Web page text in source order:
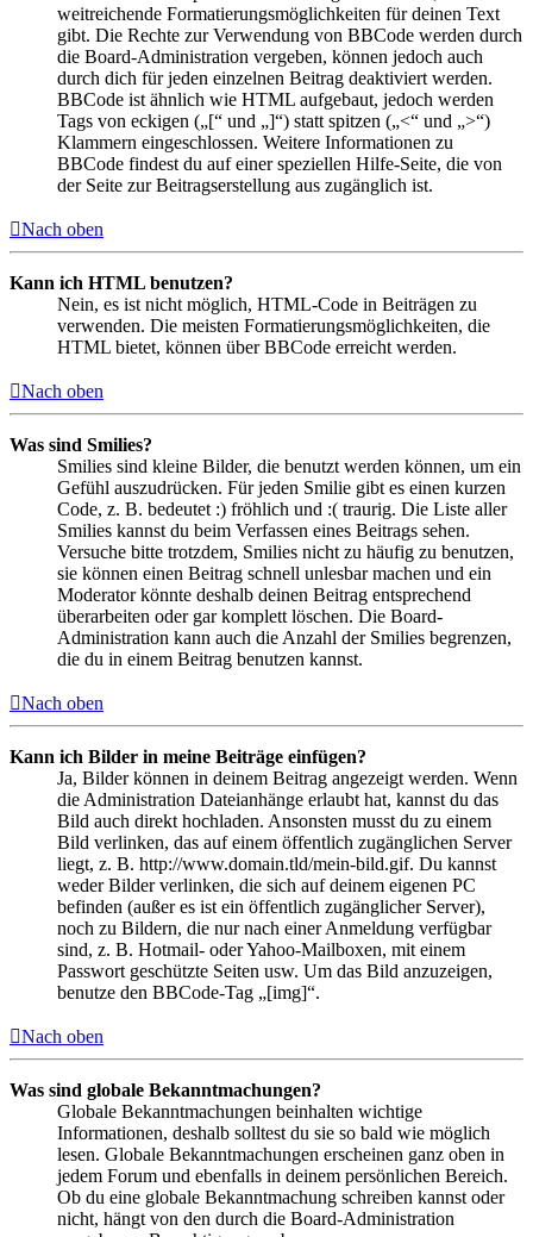
weitreichende Formatierungsmöglichkeiten für deinen Text
gibt. Die Rechte zur Verwendung von BBCode werden durch
die Board-Administration vergeben, können jedoch auch
durch dich für jeden einzelnen Beitrag deaktiviert werden.
BBCode ist ähnlich wie HTML aufgebaut, jedoch werden
Tags von eckigen („[“ und „]“) statt spitzen („<“ und „>“)
Klammern eingeschlossen. Weitere Informationen zu
BBCode findest du auf einer speziellen Hilfe-Seite, die von
der Seite zur Beitragserstellung aus zugänglich ist.
Nach oben
Kann ich HTML benutzen?
Nein, es ist nicht möglich, HTML-Code in Beiträgen zu
verwenden. Die meisten Formatierungsmöglichkeiten, die
HTML bietet, können über BBCode erreicht werden.
Nach oben
Was sind Smilies?
Smilies sind kleine Bilder, die benutzt werden können, um ein
Gefühl auszudrücken. Für jeden Smilie gibt es einen kurzen
Code, z. B. bedeutet :) fröhlich und :( traurig. Die Liste aller
Smilies kannst du beim Verfassen eines Beitrags sehen.
Versuche bitte trotzdem, Smilies nicht zu häufig zu benutzen,
sie können einen Beitrag schnell unlesbar machen und ein
Moderator könnte deshalb deinen Beitrag entsprechend
überarbeiten oder gar komplett löschen. Die Board-
Administration kann auch die Anzahl der Smilies begrenzen,
die du in einem Beitrag benutzen kannst.
Nach oben
Kann ich Bilder in meine Beiträge einfügen?
Ja, Bilder können in deinem Beitrag angezeigt werden. Wenn
die Administration Dateianhänge erlaubt hat, kannst du das
Bild auch direkt hochladen. Ansonsten musst du zu einem
Bild verlinken, das auf einem öffentlich zugänglichen Server
liegt, z. B. http://www.domain.tld/mein-bild.gif. Du kannst
weder Bilder verlinken, die sich auf deinem eigenen PC
befinden (außer es ist ein öffentlich zugänglicher Server),
noch zu Bildern, die nur nach einer Anmeldung verfügbar
sind, z. B. Hotmail- oder Yahoo-Mailboxen, mit einem
Passwort geschützte Seiten usw. Um das Bild anzuzeigen,
benutze den BBCode-Tag „[img]“.
Nach oben
Was sind globale Bekanntmachungen?
Globale Bekanntmachungen beinhalten wichtige
Informationen, deshalb solltest du sie so bald wie möglich
lesen. Globale Bekanntmachungen erscheinen ganz oben in
jedem Forum und ebenfalls in deinem persönlichen Bereich.
Ob du eine globale Bekanntmachung schreiben kannst oder
nicht, hängt von den durch die Board-Administration